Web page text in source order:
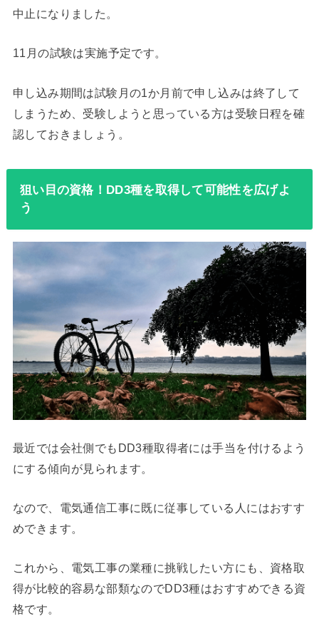
中止になりました。
11月の試験は実施予定です。
申し込み期間は試験月の1か月前で申し込みは終了して
しまうため、受験しようと思っている方は受験日程を確
認しておきましょう。
狙い目の資格！DD3種を取得して可能性を広げよ
う
最近では会社側でもDD3種取得者には手当を付けるよう
にする傾向が見られます。
なので、電気通信工事に既に従事している人にはおすす
めできます。
これから、電気工事の業種に挑戦したい方にも、資格取
得が比較的容易な部類なのでDD3種はおすすめできる資
格です。